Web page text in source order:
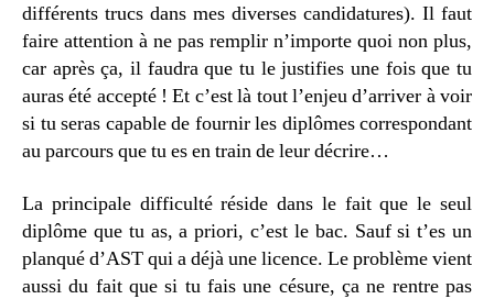
différents trucs dans mes diverses candidatures). Il faut
faire attention à ne pas remplir n’importe quoi non plus,
car après ça, il faudra que tu le justifies une fois que tu
auras été accepté ! Et c’est là tout l’enjeu d’arriver à voir
si tu seras capable de fournir les diplômes correspondant
au parcours que tu es en train de leur décrire…
La principale difficulté réside dans le fait que le seul
diplôme que tu as, a priori, c’est le bac. Sauf si t’es un
planqué d’AST qui a déjà une licence. Le problème vient
aussi du fait que si tu fais une césure, ça ne rentre pas